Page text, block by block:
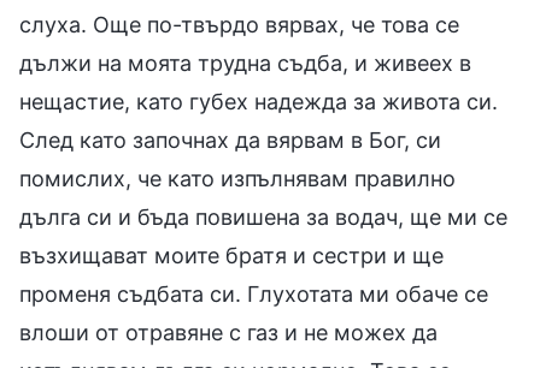
слуха. Още по-твърдо вярвах, че това се
дължи на моята трудна съдба, и живеех в
нещастие, като губех надежда за живота си.
След като започнах да вярвам в Бог, си
помислих, че като изпълнявам правилно
дълга си и бъда повишена за водач, ще ми се
възхищават моите братя и сестри и ще
променя съдбата си. Глухотата ми обаче се
влоши от отравяне с газ и не можех да